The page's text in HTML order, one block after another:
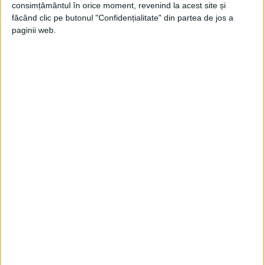
consimțământul în orice moment, revenind la acest site și
făcând clic pe butonul "Confidențialitate" din partea de jos a
paginii web.
Figuri istorice celebre în sloturile online:
De la Cleopatra până la Iulius Cezar și